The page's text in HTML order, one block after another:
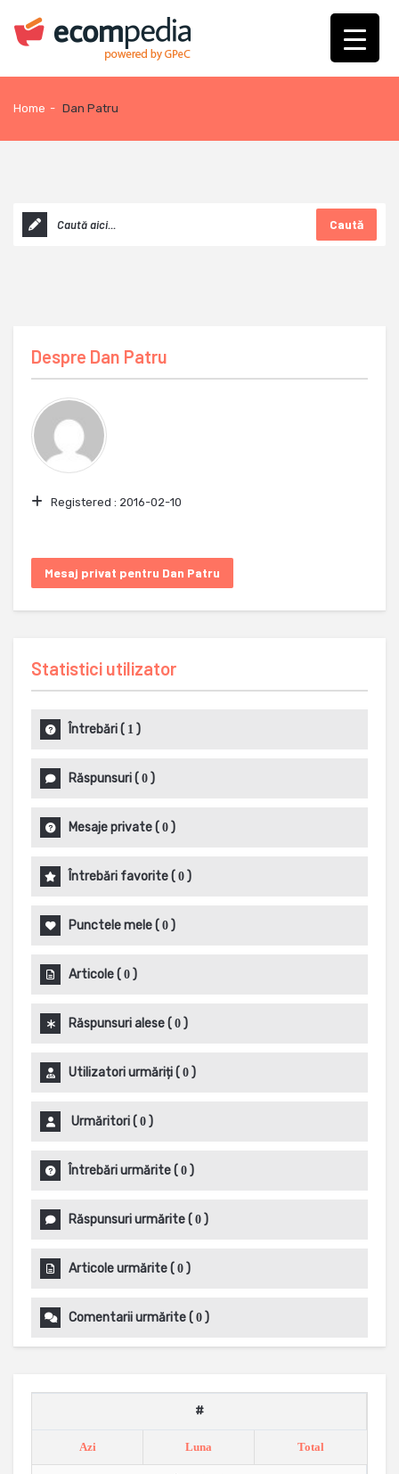
Home - Dan Patru
Caută
Despre Dan Patru
Registered : 2016-02-10
Mesaj privat pentru Dan Patru
Statistici utilizator
Întrebări( 1 )
Răspunsuri( 0 )
Mesaje private( 0 )
Întrebări favorite( 0 )
Punctele mele( 0 )
Articole( 0 )
Răspunsuri alese( 0 )
Utilizatori urmăriți( 0 )
Urmăritori( 0 )
Întrebări urmărite( 0 )
Răspunsuri urmărite( 0 )
Articole urmărite( 0 )
Comentarii urmărite( 0 )
#
Azi Luna Total